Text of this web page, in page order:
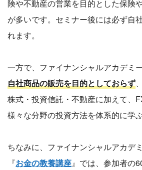
険や不動産の営業を目的とした保険
が多いです。セミナー後には必ず自
れます。
一方で、ファイナンシャルアカデミ
自社商品の販売を目的としておらず
株式・投資信託・不動産に加えて、
様々な分野の投資方法を体系的に学
ちなみに、ファイナンシャルアカデ
『お金の教養講座』では、参加者の